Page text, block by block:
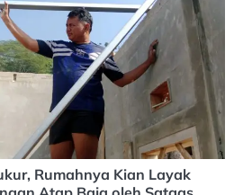
Rumahnya Kian Layak